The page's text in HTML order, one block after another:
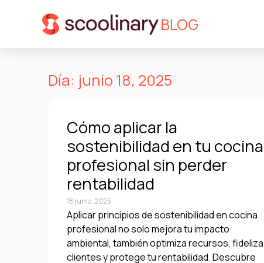
BLOG
Día: junio 18, 2025
Cómo aplicar la
sostenibilidad en tu cocina
profesional sin perder
rentabilidad
18 junio, 2025
Aplicar principios de sostenibilidad en cocina
profesional no solo mejora tu impacto
ambiental, también optimiza recursos, fideliza
clientes y protege tu rentabilidad. Descubre